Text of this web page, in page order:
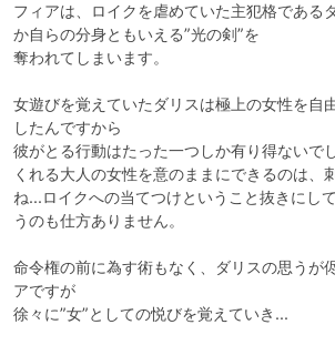
フィアは、ロイクを虐めていた主犯格である
か自らの分身ともいえる”光の剣”を
奪われてしまいます。
女遊びを覚えていたダリスは極上の女性を自
したんですから
彼がとる行動はたった一つしか有り得ないで
くれる大人の女性を意のままにできるのは、
ね...ロイクへの当てつけということ抜きにし
うのも仕方ありません。
命令権の前に為す術もなく、ダリスの思うが
アですが
徐々に”女”としての悦びを覚えていき...